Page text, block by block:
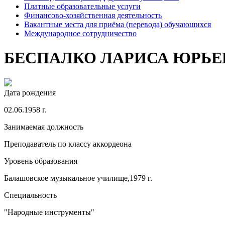
Платные образовательные услуги
Финансово-хозяйственная деятельность
Вакантные места для приёма (перевода) обучающихся
Международное сотрудничество
БЕСПАЛКО ЛАРИСА
Дата рождения
02.06.1958 г.
Занимаемая должность
Преподаватель по классу аккордеона
Уровень образования
Балашовское музыкальное училище,1979 г.
Специальность
"Народные инструменты"